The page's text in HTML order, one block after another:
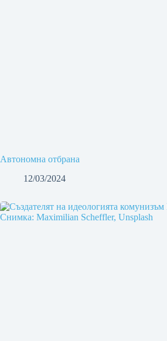
Автономна отбрана
12/03/2024